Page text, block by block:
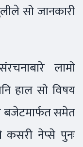
सो जानकारी
लामो
हाल सो विषय
बजेटमार्फत समेत
कसरी नेप्से पुनः